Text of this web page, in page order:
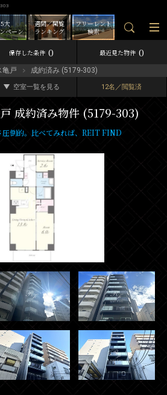
フリーレント
検索
週間／閲覧
ランキング
5大
ペーン
保存した条件 0 最近見た物件 0
亀戸 成約済み (5179-303)
空室一覧を見る 12名／閲覧済
成約済み物件 (5179-303)
倒的。比べてみれば、REIT FIND